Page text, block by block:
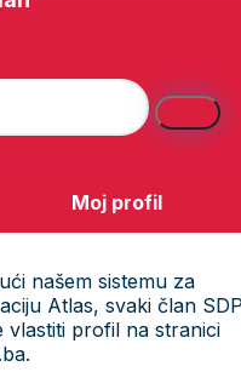
Moj profil
našem sistemu za
Atlas, svaki član
vlastiti profil na stranici